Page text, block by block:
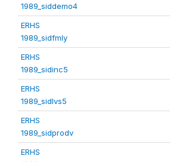
1989_siddemo4
ERHS
1989_sidfmly
ERHS
1989_sidinc5
ERHS
1989_sidlvs5
ERHS
1989_sidprodv
ERHS